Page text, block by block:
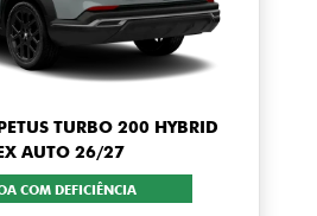
TURBO 200 HYBRID
AUTO 26/27
COM DEFICIÊNCIA